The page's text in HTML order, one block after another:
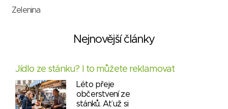
Zelenina
Nejnovější články
Jídlo ze stánku? I to můžete reklamovat
Léto přeje
občerstvení ze
stánků. Ať už si